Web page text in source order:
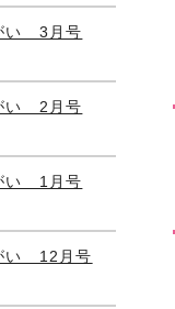
い 3月号
い 2月号
い 1月号
い 12月号